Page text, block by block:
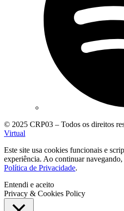
© 2025 CRP03 – Todos os direitos
Virtual
Este site usa cookies funcionais e
experiência. Ao continuar
Política de Privacidade.
Entendi e aceito
Privacy & Cookies Policy